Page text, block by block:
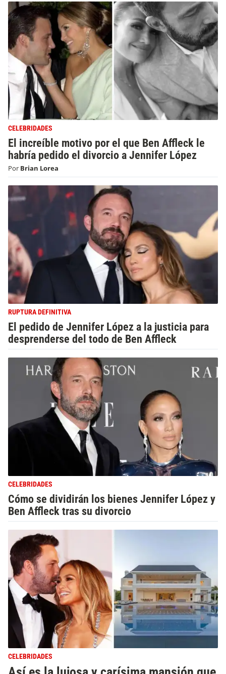
CELEBRIDADES
El increíble motivo por el que Ben Affleck le
habría pedido el divorcio a Jennifer López
Por Brian Lorea
RUPTURA DEFINITIVA
El pedido de Jennifer López a la justicia para
desprenderse del todo de Ben Affleck
CELEBRIDADES
Cómo se dividirán los bienes Jennifer López y
Ben Affleck tras su divorcio
CELEBRIDADES